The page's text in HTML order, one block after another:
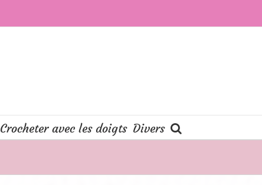
Crocheter avec les doigts Divers